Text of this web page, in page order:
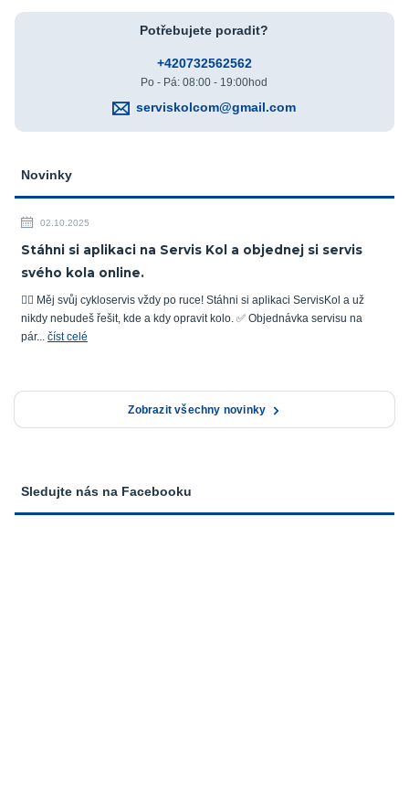
Potřebujete poradit?
+420732562562
Po - Pá: 08:00 - 19:00hod
serviskolcom@gmail.com
Novinky
02.10.2025
Stáhni si aplikaci na Servis Kol a objednej si servis
svého kola online.
🚴‍♂️ Měj svůj cykloservis vždy po ruce! Stáhni si aplikaci ServisKol a už
nikdy nebudeš řešit, kde a kdy opravit kolo. ✅ Objednávka servisu na
pár... číst celé
Zobrazit všechny novinky
Sledujte nás na Facebooku